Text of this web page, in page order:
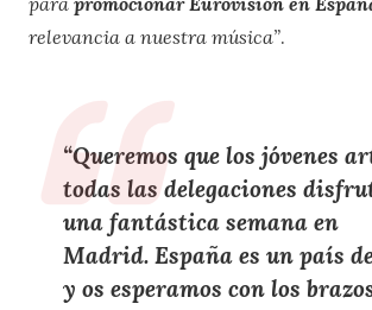
relevancia a nuestra música”.
“Queremos que los jóvenes
todas las delegaciones
una fantástica semana en
Madrid. España es un país
y os esperamos con los